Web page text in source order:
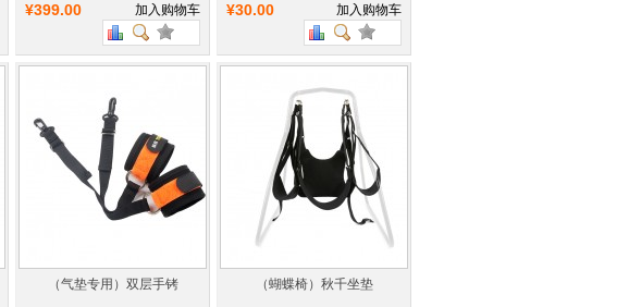
¥399.00 加入购物车 ¥30.00 加入购物车
（气垫专用）双层手铐 （蝴蝶椅）秋千坐垫